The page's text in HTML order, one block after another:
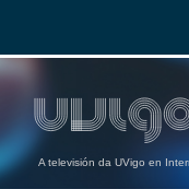
A televisión da UVigo en